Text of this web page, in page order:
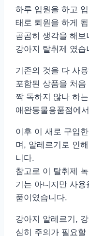
하루 입원을 하고
태로 퇴원을 하게
곰곰히 생각을 해
강아지 탈취제 였습
기존의 것을 다 사
포함된 상품을 처
짝 독하지 않나 하
애완동물용품점에
이후 이 새로 구입
며, 알레르기로 인
니다.
참고로 이 탈취제
기는 아니지만 사
품이였습니다.
강아지 알레르기,
심히 주의가 필요할